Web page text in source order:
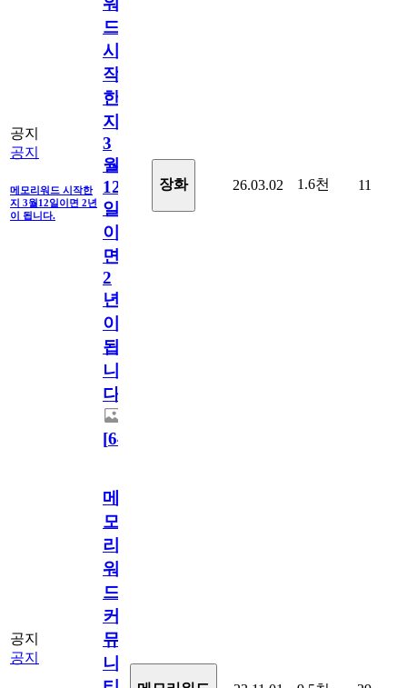
공지
공지
메모리워드 시작한
지 3월12일이면 2년
이 됩니다.
드
시
작
한
지
3
월
12
일
이
면
2
년
이
됩
니
다.
[64
장화 26.03.02 1.6천 11
공지
공지
메
모
리
워
드
커
뮤
니